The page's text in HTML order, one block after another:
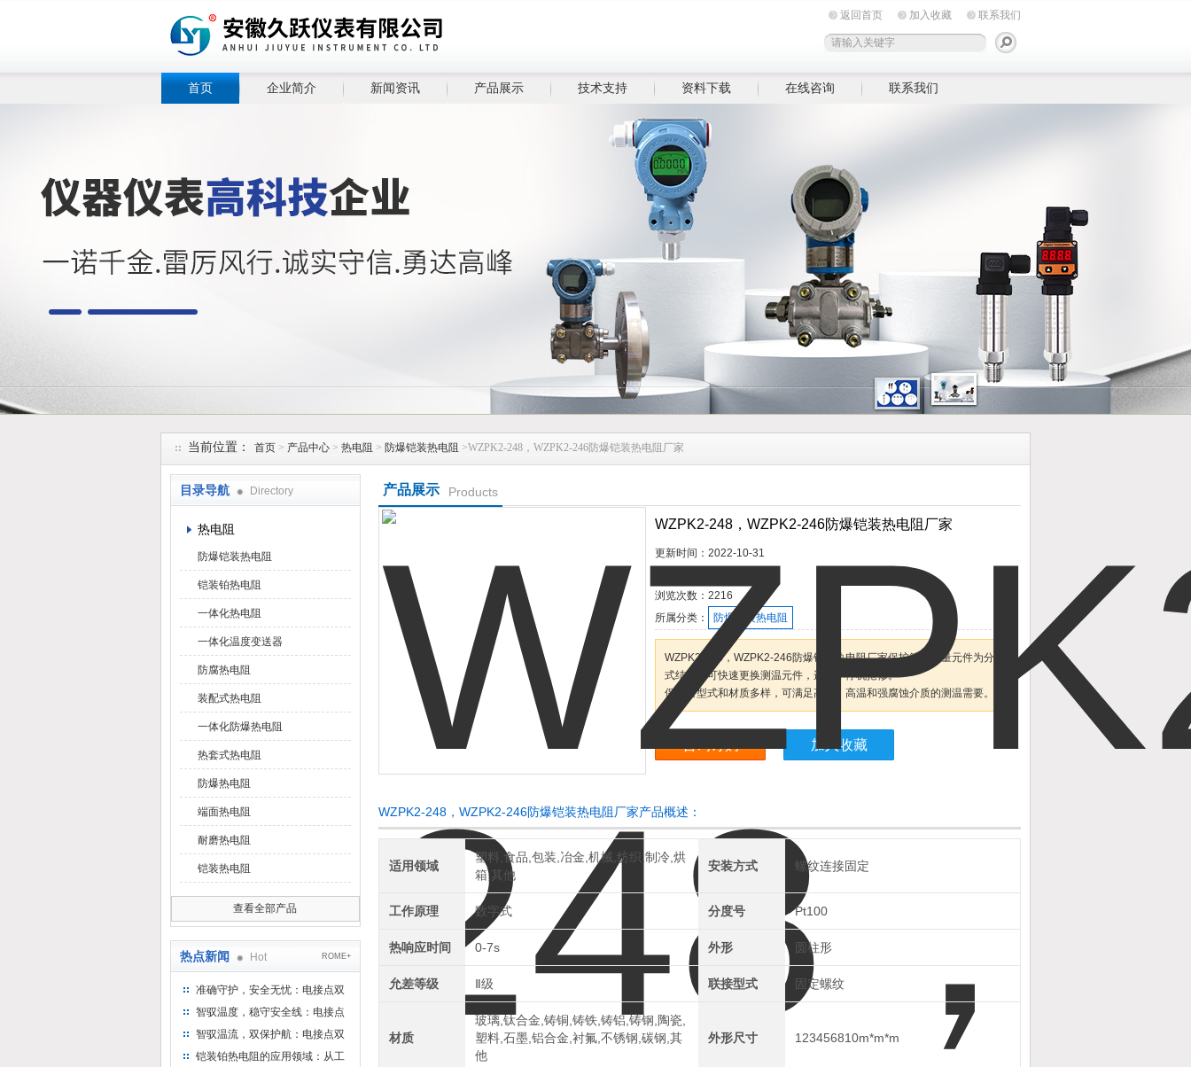
安徽久跃仪表有限公司
返回首页 加入收藏 联系我们
首页 企业简介 新闻资讯 产品展示 技术支持 资料下载 在线咨询 联系我们
当前位置： 首页 > 产品中心 > 热电阻 > 防爆铠装热电阻 >WZPK2-248，WZPK2-246防爆铠装热电阻厂家
目录导航 Directory
热电阻
防爆铠装热电阻
铠装铂热电阻
一体化热电阻
一体化温度变送器
防腐热电阻
装配式热电阻
一体化防爆热电阻
热套式热电阻
防爆热电阻
端面热电阻
耐磨热电阻
铠装热电阻
查看全部产品
热点新闻 Hot ROME+
准确守护，安全无忧：电接点双
金属温度计——测温新选择
智驭温度，稳守安全线：电接点
双金属温度计的创新守护
智驭温流，双保护航：电接点双
金属温度计在工业领域的革新应
铠装铂热电阻的应用领域：从工
产品展示 Products
WZPK2-248，WZPK2-246防爆铠装热电阻厂家
更新时间： 2022-10-31
浏览次数： 2216
所属分类：
防爆铠装热电阻
WZPK2-248，WZPK2-246防爆铠装热电阻厂家保护管与测量元件为分离
式结构，可快速更换测温元件，进行不停机抢修。
保护管型式和材质多样，可满足高压、高温和强腐蚀介质的测温需要。
加入收藏
WZPK2-248，WZPK2-246防爆铠装热电阻厂家产品概述：
适用领域
塑料,食品,包装,冶金,机械,纺织,制冷,烘
箱,其他
安装方式 螺纹连接固定
工作原理 数字式 分度号 Pt100
热响应时间 0-7s 外形 圆柱形
允差等级 Ⅱ级 联接型式 固定螺纹
材质
玻璃,钛合金,铸铜,铸铁,铸铝,铸钢,陶瓷,
塑料,石墨,铝合金,衬氟,不锈钢,碳钢,其
他
外形尺寸 123456810m*m*m